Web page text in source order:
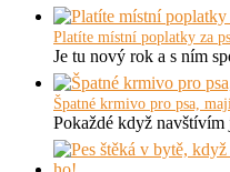
Platíte místní poplatky za
Je tu nový rok a s ním
Špatné krmivo pro psa,
Pokaždé když navštívím